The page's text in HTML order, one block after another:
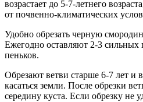
возрастает до 5-7-летнего
от почвенно-климатических
Удобно обрезать черную
Ежегодно оставляют 2-3 сильных
пеньков.
Обрезают ветви старше 6-7 лет и
касаться земли. После обрезки
середину куста. Если обрезку не